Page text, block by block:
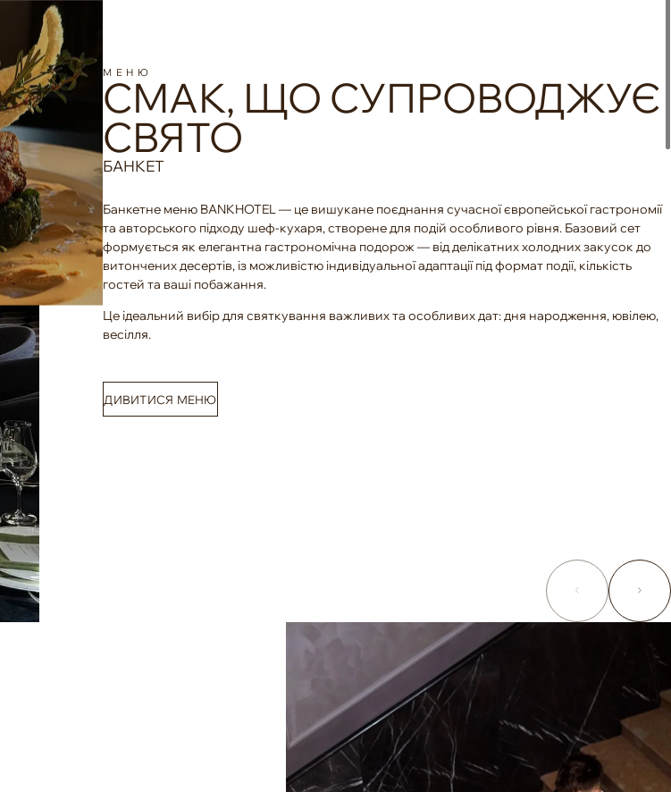
МЕНЮ
СМАК, ЩО СУПРОВОДЖУЄ
СВЯТО
БАНКЕТ
Банкетне меню BANKHOTEL — це вишукане поєднання сучасної європейської гастрономії
та авторського підходу шеф-кухаря, створене для подій особливого рівня. Базовий сет
формується як елегантна гастрономічна подорож — від делікатних холодних закусок до
витончених десертів, із можливістю індивідуальної адаптації під формат події, кількість
гостей та ваші побажання.
Це ідеальний вибір для святкування важливих та особливих дат: дня народження, ювілею,
весілля.
ДИВИТИСЯ МЕНЮ